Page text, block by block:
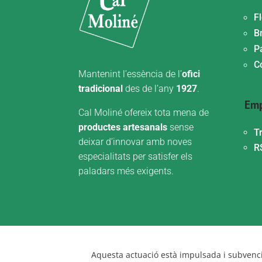
Mantenint l’essència de l’ofici
tradicional des de l’any 1927.
Cal Moliné ofereix tota mena de
productes artesanals sense
deixar d’innovar amb noves
especialitats per satisfer els
paladars més exigents.
Aquesta actuació està impulsada i